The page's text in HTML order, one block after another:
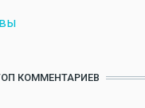
КОММЕНТАРИЕВ